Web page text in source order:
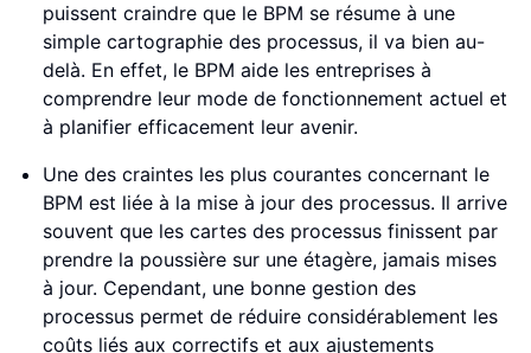
puissent craindre que le BPM se résume à une
simple cartographie des processus, il va bien au-
delà. En effet, le BPM aide les entreprises à
comprendre leur mode de fonctionnement actuel et
à planifier efficacement leur avenir.
Une des craintes les plus courantes concernant le
BPM est liée à la mise à jour des processus. Il arrive
souvent que les cartes des processus finissent par
prendre la poussière sur une étagère, jamais mises
à jour. Cependant, une bonne gestion des
processus permet de réduire considérablement les
coûts liés aux correctifs et aux ajustements